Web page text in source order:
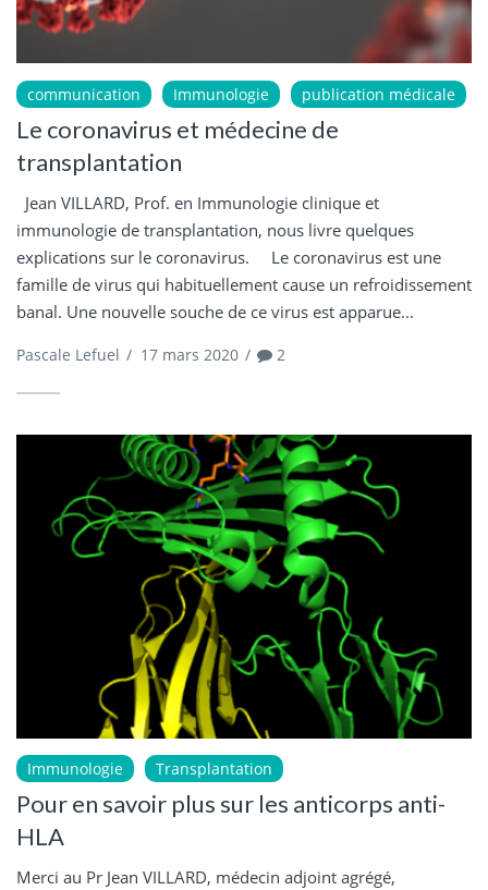
communication Immunologie publication médicale
Le coronavirus et médecine de
transplantation
Jean VILLARD, Prof. en Immunologie clinique et
immunologie de transplantation, nous livre quelques
explications sur le coronavirus. Le coronavirus est une
famille de virus qui habituellement cause un refroidissement
banal. Une nouvelle souche de ce virus est apparue...
Pascale Lefuel / 17 mars 2020 / 2
Immunologie Transplantation
Pour en savoir plus sur les anticorps anti-
HLA
Merci au Pr Jean VILLARD, médecin adjoint agrégé,